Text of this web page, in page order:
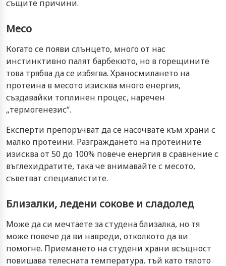
същите причини.
Месо
Когато се появи слънцето, много от нас
инстинктивно палят барбекюто, но в горещините
това трябва да се избягва. Храносмилането на
протеина в месото изисква много енергия,
създавайки топлинен процес, наречен
„термогенезис“.
Експерти препоръчват да се насочвате към храни с
малко протеини. Разграждането на протеините
изисква от 50 до 100% повече енергия в сравнение с
въглехидратите, така че внимавайте с месото,
съветват специалистите.
Близалки, ледени сокове и сладолед
Може да си мечтаете за студена близалка, но тя
може повече да ви навреди, отколкото да ви
помогне. Приемането на студени храни всъщност
повишава телесната температура, тъй като тялото